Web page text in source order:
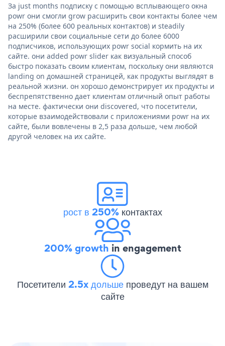
За just months подписку с помощью всплывающего окна
powr они смогли grow расширить свои контакты более чем
на 250% (более 600 реальных контактов) и steadily
расширили свои социальные сети до более 6000
подписчиков, использующих powr social кормить на их
сайте. они added powr slider как визуальный способ
быстро показать своим клиентам, поскольку они являются
landing on домашней страницей, как продукты выглядят в
реальной жизни. он хорошо демонстрирует их продукты и
беспрепятственно дает клиентам отличный опыт работы
на месте. фактически они discovered, что посетители,
которые взаимодействовали с приложениями powr на их
сайте, были вовлечены в 2,5 раза дольше, чем любой
другой человек на их сайте.
рост в 250%контактах
200% growth in engagement
Посетители 2.5x дольше проведут на вашем
сайте